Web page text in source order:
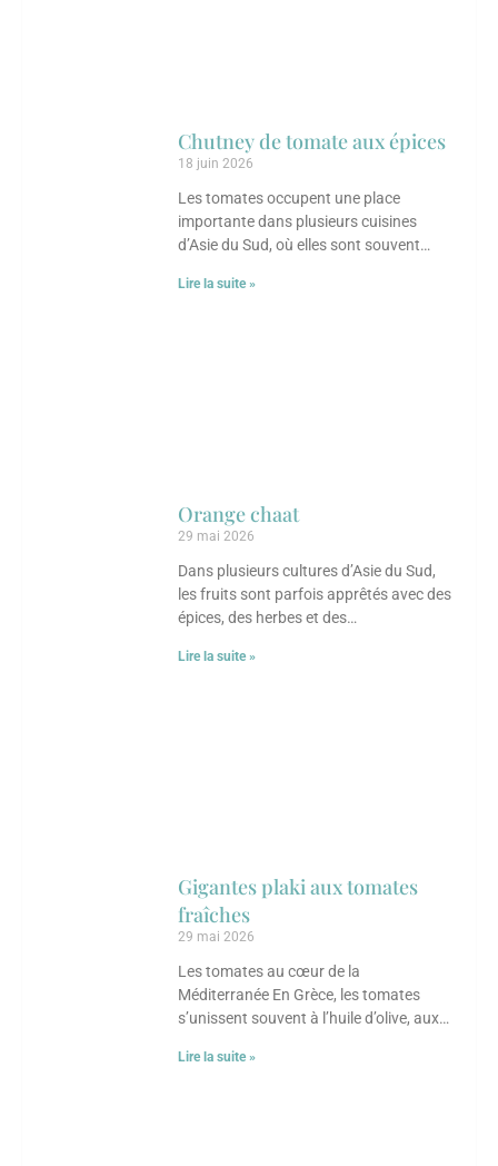
Chutney de tomate aux épices
18 juin 2026
Les tomates occupent une place
importante dans plusieurs cuisines
d’Asie du Sud, où elles sont souvent
condiments parfumés. Ce chutney
Lire la suite »
Orange chaat
29 mai 2026
Dans plusieurs cultures d’Asie du Sud,
les fruits sont parfois apprêtés avec des
épices, des herbes et des
complètement transformer leurs
Lire la suite »
Gigantes plaki aux tomates
fraîches
29 mai 2026
Les tomates au cœur de la
Méditerranée En Grèce, les tomates
s’unissent souvent à l’huile d’olive, aux
en
Lire la suite »